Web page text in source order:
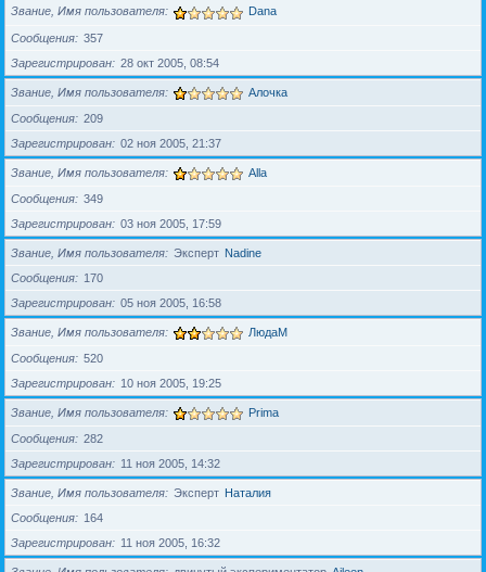
Звание, Имя пользователя Dana
Сообщения
357
Зарегистрирован
28 окт 2005, 08:54
Звание, Имя пользователя Алочка
Сообщения
209
Зарегистрирован
02 ноя 2005, 21:37
Звание, Имя пользователя Alla
Сообщения
349
Зарегистрирован
03 ноя 2005, 17:59
Звание, Имя пользователя Эксперт Nadine
Сообщения
170
Зарегистрирован
05 ноя 2005, 16:58
Звание, Имя пользователя ЛюдаМ
Сообщения
520
Зарегистрирован
10 ноя 2005, 19:25
Звание, Имя пользователя Prima
Сообщения
282
Зарегистрирован
11 ноя 2005, 14:32
Звание, Имя пользователя Эксперт Наталия
Сообщения
164
Зарегистрирован
11 ноя 2005, 16:32